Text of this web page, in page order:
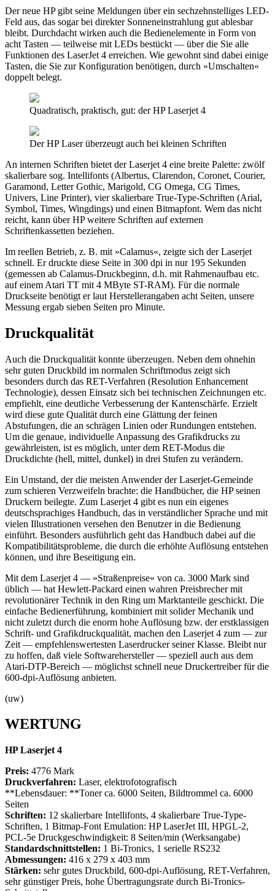
Der neue HP gibt seine Meldungen über ein sechzehnstelliges LED-
Feld aus, das sogar bei direkter Sonneneinstrahlung gut ablesbar
bleibt. Durchdacht wirken auch die Bedienelemente in Form von
acht Tasten — teilweise mit LEDs bestückt — über die Sie alle
Funktionen des LaserJet 4 erreichen. Wie gewohnt sind dabei einige
Tasten, die Sie zur Konfiguration benötigen, durch »Umschalten«
doppelt belegt.
Quadratisch, praktisch, gut: der HP Laserjet 4
Der HP Laser überzeugt auch bei kleinen Schriften
An internen Schriften bietet der Laserjet 4 eine breite Palette: zwölf
skalierbare sog. Intellifonts (Albertus, Clarendon, Coronet, Courier,
Garamond, Letter Gothic, Marigold, CG Omega, CG Times,
Univers, Line Printer), vier skalierbare True-Type-Schriften (Arial,
Symbol, Times, Wingdings) und einen Bitmapfont. Wem das nicht
reicht, kann über HP weitere Schriften auf externen
Schriftenkassetten beziehen.
Im reellen Betrieb, z. B. mit »Calamus«, zeigte sich der Laserjet
schnell. Er druckte diese Seite in 300 dpi in nur 195 Sekunden
(gemessen ab Calamus-Druckbeginn, d.h. mit Rahmenaufbau etc.
auf einem Atari TT mit 4 MByte ST-RAM). Für die normale
Druckseite benötigt er laut Herstellerangaben acht Seiten, unsere
Messung ergab sieben Seiten pro Minute.
Druckqualität
Auch die Druckqualität konnte überzeugen. Neben dem ohnehin
sehr guten Druckbild im normalen Schriftmodus zeigt sich
besonders durch das RET-Verfahren (Resolution Enhancement
Technologie), dessen Einsatz sich bei technischen Zeichnungen etc.
empfiehlt, eine deutliche Verbesserung der Kantenschärfe. Erzielt
wird diese gute Qualität durch eine Glättung der feinen
Abstufungen, die an schrägen Linien oder Rundungen entstehen.
Um die genaue, individuelle Anpassung des Grafikdrucks zu
gewährleisten, ist es möglich, unter dem RET-Modus die
Druckdichte (hell, mittel, dunkel) in drei Stufen zu verändern.
Ein Umstand, der die meisten Anwender der Laserjet-Gemeinde
zum schieren Verzweifeln brachte: die Handbücher, die HP seinen
Druckern beilegte. Zum Laserjet 4 gibt es nun ein eigenes
deutschsprachiges Handbuch, das in verständlicher Sprache und mit
vielen Illustrationen versehen den Benutzer in die Bedienung
einführt. Besonders ausführlich geht das Handbuch dabei auf die
Kompatibilitätsprobleme, die durch die erhöhte Auflösung entstehen
können, und ihre Beseitigung ein.
Mit dem Laserjet 4 — »Straßenpreise« von ca. 3000 Mark sind
üblich — hat Hewlett-Packard einen wahren Preisbrecher mit
revolutionärer Technik in den Ring um Marktanteile geschickt. Die
einfache Bedienerführung, kombiniert mit solider Mechanik und
nicht zuletzt durch die enorm hohe Auflösung bzw. der erstklassigen
Schrift- und Grafikdruckqualität, machen den Laserjet 4 zum — zur
Zeit — empfehlenswertesten Laserdrucker seiner Klasse. Bleibt nur
zu hoffen, daß viele Softwarehersteller — speziell auch aus dem
Atari-DTP-Bereich — möglichst schnell neue Druckertreiber für die
600-dpi-Auflösung anbieten.
(uw)
WERTUNG
HP Laserjet 4
Preis: 4776 Mark
Druckverfahren: Laser, elektrofotografisch
**Lebensdauer: **Toner ca. 6000 Seiten, Bildtrommel ca. 6000
Seiten
Schriften: 12 skalierbare Intellifonts, 4 skalierbare True-Type-
Schriften, 1 Bitmap-Font Emulation: HP LaserJet III, HPGL-2,
PCL-5e Druckgeschwindigkeit: 8 Seiten/min (Werksangabe)
Standardschnittstellen: 1 Bi-Tronics, 1 serielle RS232
Abmessungen: 416 x 279 x 403 mm
Stärken: sehr gutes Druckbild, 600-dpi-Auflösung, RET-Verfahren,
sehr günstiger Preis, hohe Übertragungsrate durch Bi-Tronics-